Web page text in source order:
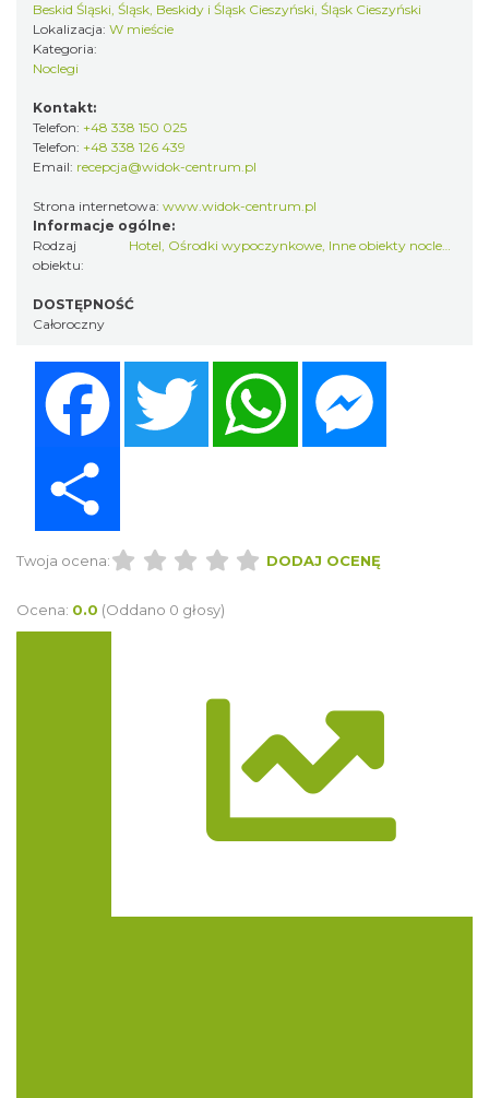
Beskid Śląski, Śląsk, Beskidy i Śląsk Cieszyński, Śląsk Cieszyński
Lokalizacja: W mieście
Kategoria:
Noclegi
Kontakt:
Telefon: +48 338 150 025
Telefon: +48 338 126 439
Email: recepcja@widok-centrum.pl
Strona internetowa: www.widok-centrum.pl
Informacje ogólne:
Rodzaj
obiektu:
Hotel, Ośrodki wypoczynkowe, Inne obiekty noclegowe
DOSTĘPNOŚĆ
Całoroczny
Twitter WhatsApp
Twoja ocena: DODAJ OCENĘ
Ocena: 0.0 (Oddano 0 głosy)
Trasa